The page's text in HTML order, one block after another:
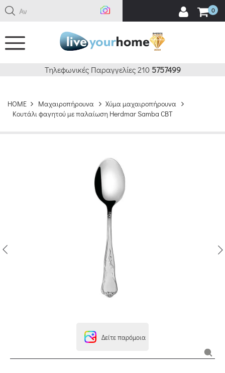
Αναζή 0
Τηλεφωνικές Παραγγελίες 210 5757499
HOME Μαχαιροπήρουνα
Χύμα μαχαιροπήρουνα
Κουτάλι φαγητού με παλαίωση Herdmar Samba CBT
Δείτε παρόμοια